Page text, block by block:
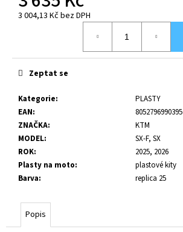
3 004,13 Kč bez DPH
Kategorie:
PLASTY
EAN:
8052796990395
ZNAČKA:
KTM
MODEL:
SX-F, SX
ROK:
2025, 2026
Plasty na moto:
plastové kity
Barva: replica 25
Zeptat se
Popis
u
e
m